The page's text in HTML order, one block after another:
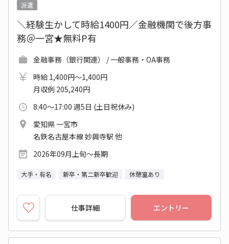
派遣
＼経験生かして時給1400円／金融機関で後方事
務＠一宮★無料P有
金融事務（銀行関連） / 一般事務・OA事務
時給 1,400円～1,400円
月収例 205,240円
8:40～17:00 週5日 (土日祝休み)
愛知県 一宮市
名鉄名古屋本線 妙興寺駅 他
2026年09月上旬～長期
大手・有名 新卒・第二新卒歓迎 休憩室あり
仕事詳細 エントリー